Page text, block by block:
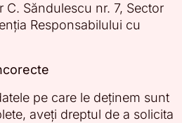
C. Săndulescu nr. 7, Sector
Responsabilului cu
pe care le deținem sunt
aveți dreptul de a solicita